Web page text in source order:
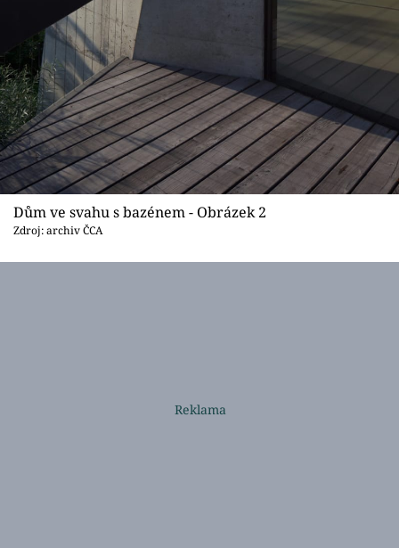
Dům ve svahu s bazénem - Obrázek 2
Zdroj: archiv ČCA